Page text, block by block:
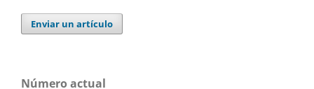
Enviar un artículo
Número actual